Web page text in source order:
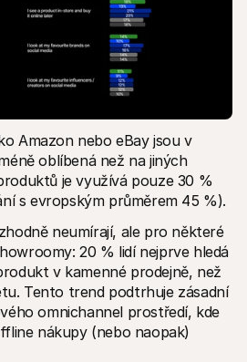
Amazon nebo eBay jsou v
oblíbená než na jiných
je využívá pouze 30 %
s evropským průměrem 45 %).
neumírají, ale pro některé
20 % lidí nejprve hledá
v kamenné prodejně, než
Tento trend podtrhuje zásadní
omnichannel prostředí, kde
nákupy (nebo naopak)